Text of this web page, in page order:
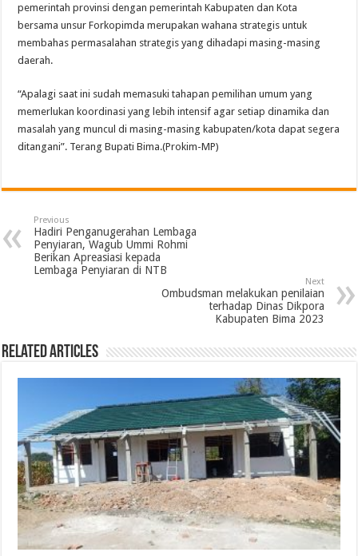
pemerintah provinsi dengan pemerintah Kabupaten dan Kota
bersama unsur Forkopimda merupakan wahana strategis untuk
membahas permasalahan strategis yang dihadapi masing-masing
daerah.
“Apalagi saat ini sudah memasuki tahapan pemilihan umum yang
memerlukan koordinasi yang lebih intensif agar setiap dinamika dan
masalah yang muncul di masing-masing kabupaten/kota dapat segera
ditangani”. Terang Bupati Bima.(Prokim-MP)
Previous
Hadiri Penganugerahan Lembaga
Penyiaran, Wagub Ummi Rohmi
Berikan Apreasiasi kepada
Lembaga Penyiaran di NTB
Next
Ombudsman melakukan penilaian
terhadap Dinas Dikpora
Kabupaten Bima 2023
Related Articles